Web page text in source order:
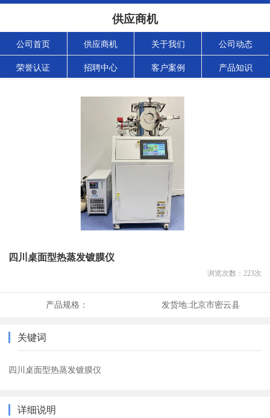
供应商机
公司首页 供应商机 关于我们 公司动态
荣誉认证 招聘中心 客户案例 产品知识
四川桌面型热蒸发镀膜仪
浏览次数： 223次
产品规格： 发货地:北京市密云县
关键词
四川桌面型热蒸发镀膜仪
详细说明